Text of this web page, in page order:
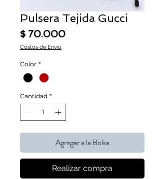
Pulsera Tejida Gucci
$ 70.000Precio
Costos de Envío
Color *
Cantidad *
Agregar a la Bolsa
Realizar compra